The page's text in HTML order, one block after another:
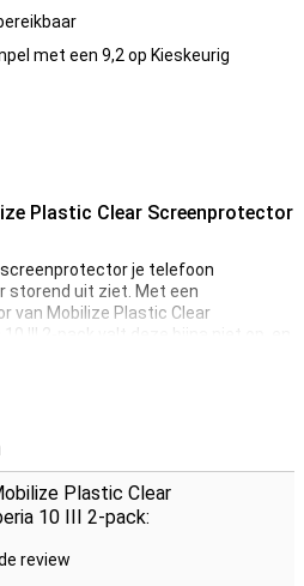
met een 9,2 op Kieskeurig
Plastic Clear Screenprotector
je telefoon
storend uit ziet. Met een
van Mobilize Plastic Clear
III 2-pack valt deze bijna niet op, en
er niet op zit.
nog eentje achter de hand. Ze
twee stuks.
de zijkanten een klein beetje
screenprotector op tot de rand,
vlak is. Het kan hierdoor voorkomen
is dan het scherm. Voor
Plastic Clear
10 III 2-pack:
review